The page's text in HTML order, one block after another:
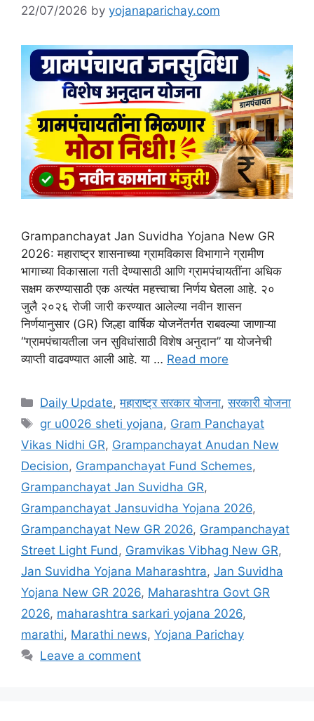
22/07/2026 by yojanaparichay.com
Grampanchayat Jan Suvidha Yojana New GR
2026: महाराष्ट्र शासनाच्या ग्रामविकास विभागाने ग्रामीण
भागाच्या विकासाला गती देण्यासाठी आणि ग्रामपंचायतींना अधिक
सक्षम करण्यासाठी एक अत्यंत महत्त्वाचा निर्णय घेतला आहे. २०
जुलै २०२६ रोजी जारी करण्यात आलेल्या नवीन शासन
निर्णयानुसार (GR) जिल्हा वार्षिक योजनेंतर्गत राबवल्या जाणाऱ्या
“ग्रामपंचायतीला जन सुविधांसाठी विशेष अनुदान” या योजनेची
व्याप्ती वाढवण्यात आली आहे. या … Read more
Categories
Daily Update,महाराष्ट्र सरकार योजना,सरकारी योजना
Tags
gr u0026 sheti yojana, Gram Panchayat
Vikas Nidhi GR, Grampanchayat Anudan New
Decision, Grampanchayat Fund Schemes,
Grampanchayat Jan Suvidha GR,
Grampanchayat Jansuvidha Yojana 2026,
Grampanchayat New GR 2026, Grampanchayat
Street Light Fund , Gramvikas Vibhag New GR,
Jan Suvidha Yojana Maharashtra, Jan Suvidha
Yojana New GR 2026, Maharashtra Govt GR
2026, maharashtra sarkari yojana 2026,
marathi, Marathi news, Yojana Parichay
Leave a comment